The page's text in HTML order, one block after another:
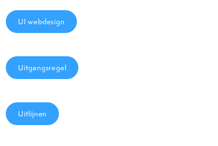
UI webdesign
Uitgangsregel
Uitlijnen